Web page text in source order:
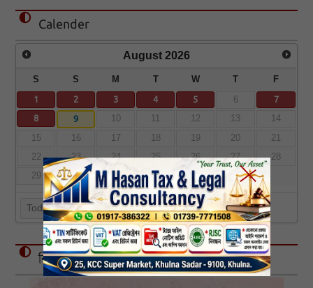
Calender
August 2026
S S M T W T F
1 2 3 4 5 6
7
8
9 10 11 12 13
14
15
16 17 18 19 20
21
22
23 24 25 26 27
28
29
30 31
Today
বিজ্ঞাপন